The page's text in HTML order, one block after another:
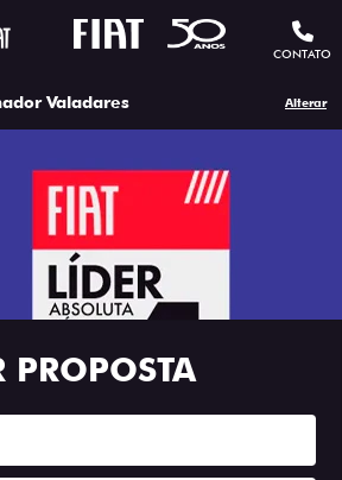
CONTATO
Valadares Alterar
PROPOSTA